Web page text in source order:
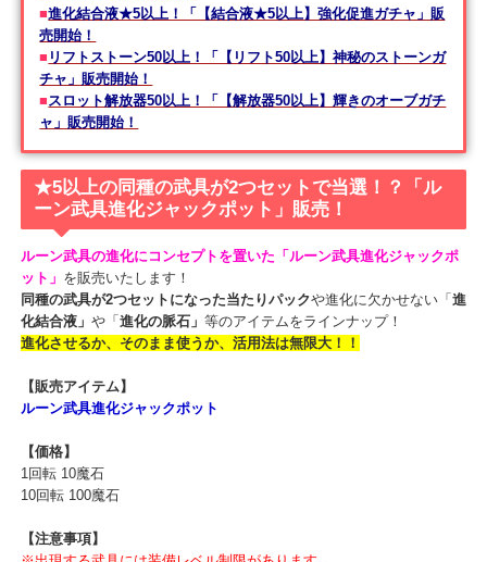
■「10回転」でエンジェルアバタープレゼント！「アバタージャ
ックポット」販売開始！​
■進化結合液★5以上！「【結合液★5以上】強化促進ガチャ」販
売開始！
■リフトストーン50以上！「【リフト50以上】神秘のストーンガ
チャ」販売開始！
■スロット解放器50以上！「【解放器50以上】輝きのオーブガチ
ャ」販売開始！
★5以上の同種の武具が2つセットで当選！？「ル
ーン武具進化ジャックポット」販売！
ルーン武具の進化にコンセプトを置いた「ルーン武具進化ジャック
ット」を販売いたします！
化結合液」や「
進化させるか、そのまま使うか、活用法は無限大！！
【販売アイテム】
ルーン武具進化ジャックポット​
【価格】
1回転 10魔石